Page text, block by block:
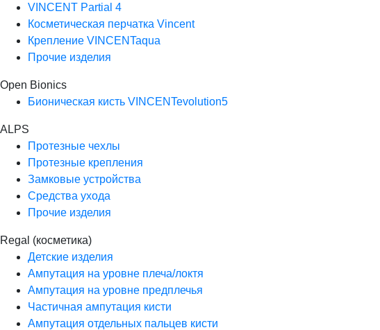
VINCENT Partial 4
Косметическая перчатка Vincent
Крепление VINCENTaqua
Прочие изделия
Open Bionics
Бионическая кисть VINCENTevolution5
ALPS
Протезные чехлы
Протезные крепления
Замковые устройства
Средства ухода
Прочие изделия
Regal (косметика)
Детские изделия
Ампутация на уровне плеча/локтя
Ампутация на уровне предплечья
Частичная ампутация кисти
Ампутация отдельных пальцев кисти